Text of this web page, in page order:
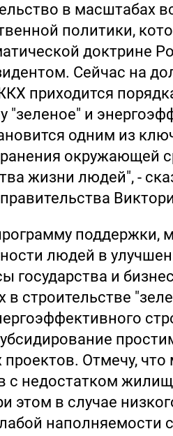
в масштабах
политики,
доктрине
Сейчас на
приходится
"зеленое" и
одним из
окружающей
жизни людей", -
поддержки,
людей в
государства и
в строительстве
Отмечу,
с недостатком
этом в случае
наполняемости